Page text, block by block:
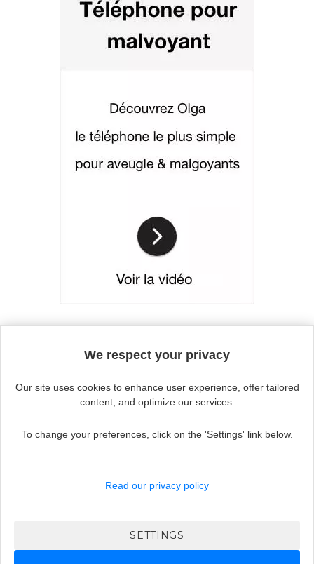
Actualité
Où trouver des aides ?
We respect your privacy
Our site uses cookies to enhance user experience, offer tailored
content, and optimize our services.
To change your preferences, click on the 'Settings' link below.
Read our privacy policy
SETTINGS